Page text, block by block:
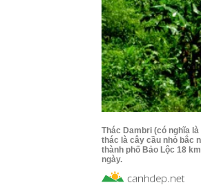
Thác Dambri (có nghĩa
thác là cây cầu nhỏ bắc
thành phố Bảo Lộc 18
ngày.